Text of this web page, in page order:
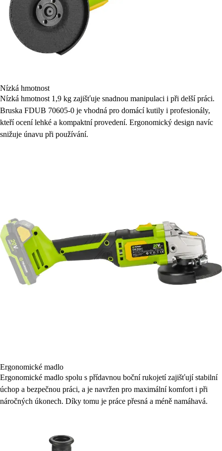
Nízká hmotnost
Nízká hmotnost 1,9 kg zajišťuje snadnou manipulaci i při delší práci.
Bruska FDUB 70605-0 je vhodná pro domácí kutily i profesionály,
kteří ocení lehké a kompaktní provedení. Ergonomický design navíc
snižuje únavu při používání.
Ergonomické madlo
Ergonomické madlo spolu s přídavnou boční rukojetí zajišťují stabilní
úchop a bezpečnou práci, a je navržen pro maximální komfort i při
náročných úkonech. Díky tomu je práce přesná a méně namáhavá.